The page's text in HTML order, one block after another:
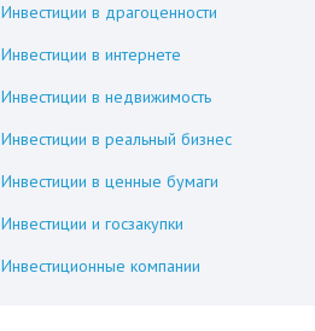
Инвестиции в драгоценности
Инвестиции в интернете
Инвестиции в недвижимость
Инвестиции в реальный бизнес
Инвестиции в ценные бумаги
Инвестиции и госзакупки
Инвестиционные компании